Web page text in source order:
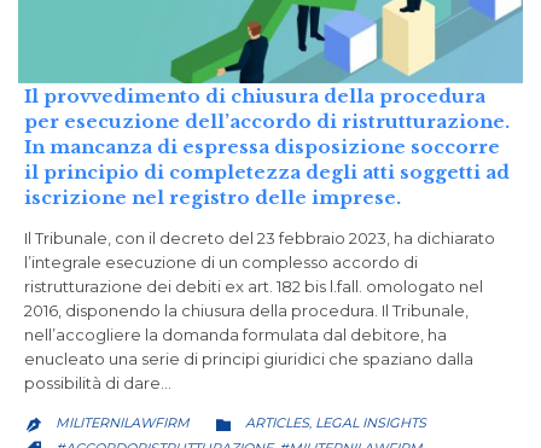
Il provvedimento di chiusura della procedura
per esecuzione dell’accordo di ristrutturazione.
In mancanza di espressa disposizione soccorre
il principio di completezza degli atti soggetti ad
iscrizione nel registro delle imprese.
Il Tribunale, con il decreto del 23 febbraio 2023, ha dichiarato
l’integrale esecuzione di un complesso accordo di
ristrutturazione dei debiti ex art. 182 bis l.fall. omologato nel
2016, disponendo la chiusura della procedura. Il Tribunale,
nell’accogliere la domanda formulata dal debitore, ha
enucleato una serie di principi giuridici che spaziano dalla
possibilità di dare…
 MILITERNILAWFIRM  CATEGORY
ARTICLES, LEGAL INSIGHTS